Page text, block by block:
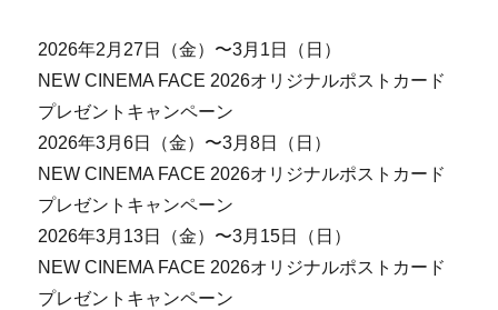
2026年2月27日（金）〜3月1日（日）
NEW CINEMA FACE 2026オリジナルポストカード
プレゼントキャンペーン
2026年3月6日（金）〜3月8日（日）
NEW CINEMA FACE 2026オリジナルポストカード
プレゼントキャンペーン
2026年3月13日（金）〜3月15日（日）
NEW CINEMA FACE 2026オリジナルポストカード
プレゼントキャンペーン